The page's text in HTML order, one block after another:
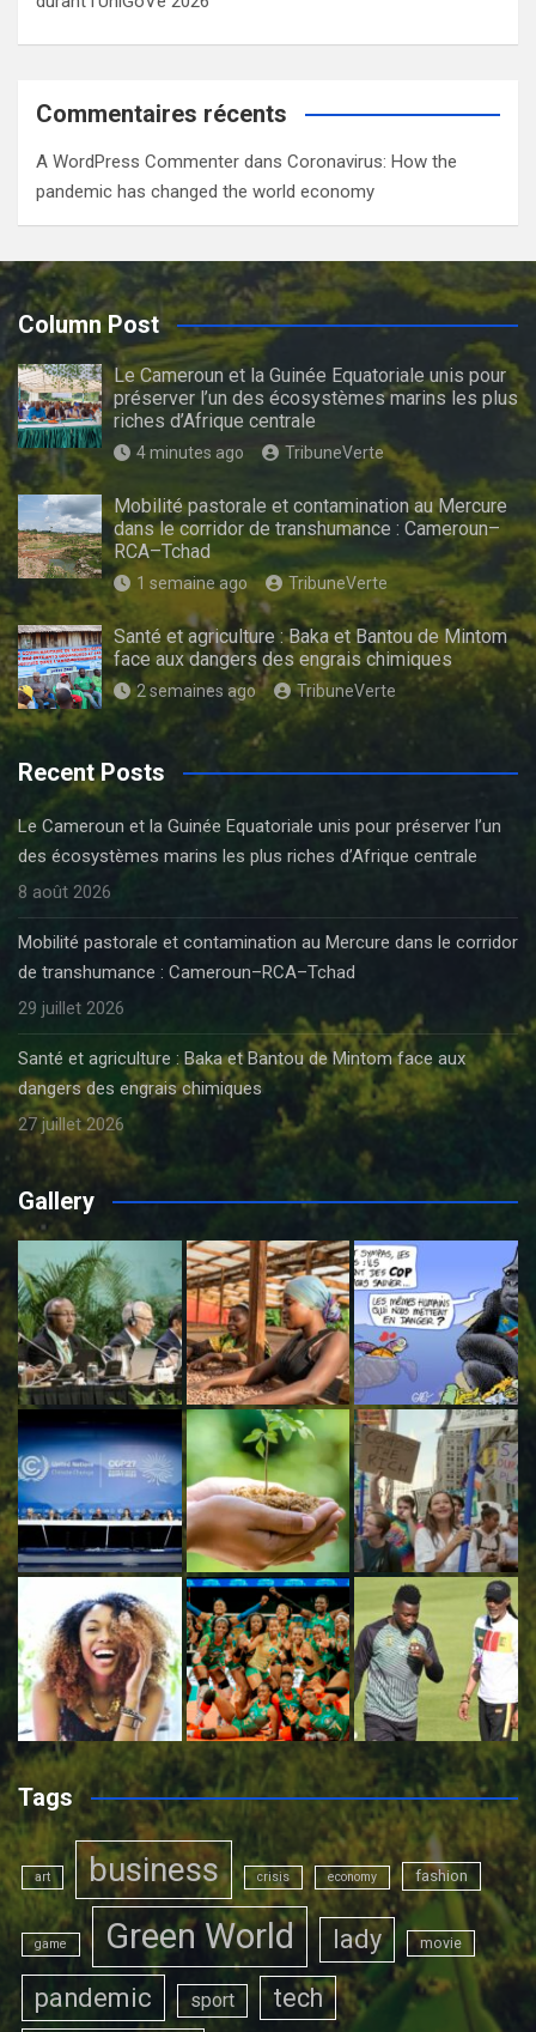
Commentaires récents
A WordPress Commenter dans Coronavirus: How the
pandemic has changed the world economy
Column Post
Le Cameroun et la Guinée Equatoriale unis pour
préserver l’un des écosystèmes marins les plus
riches d’Afrique centrale
4 minutes ago TribuneVerte
Mobilité pastorale et contamination au Mercure
dans le corridor de transhumance : Cameroun–
RCA–Tchad
1 semaine ago TribuneVerte
Santé et agriculture : Baka et Bantou de Mintom
face aux dangers des engrais chimiques
2 semaines ago TribuneVerte
Recent Posts
Le Cameroun et la Guinée Equatoriale unis pour préserver l’un
des écosystèmes marins les plus riches d’Afrique centrale
8 août 2026
Mobilité pastorale et contamination au Mercure dans le corridor
de transhumance : Cameroun–RCA–Tchad
29 juillet 2026
Santé et agriculture : Baka et Bantou de Mintom face aux
dangers des engrais chimiques
27 juillet 2026
Gallery
Tags
art business crisis economy fashion
game Green World lady movie
pandemic sport tech